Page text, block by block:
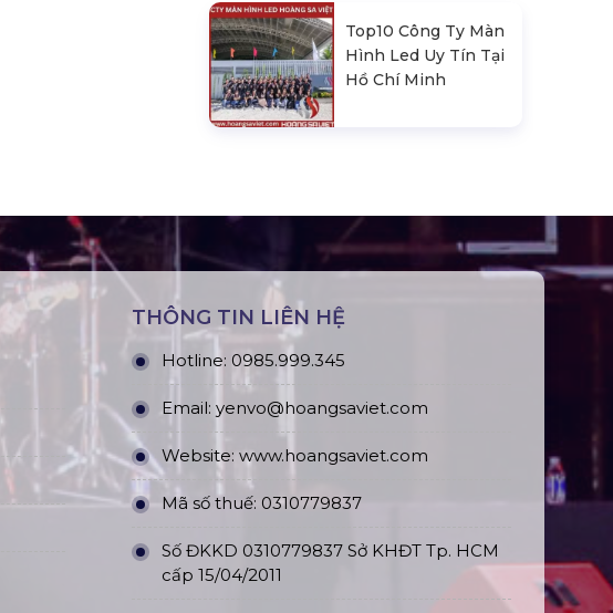
Top10 Công Ty Màn
Hình Led Uy Tín Tại
Hồ Chí Minh
THÔNG TIN LIÊN HỆ
Hotline: 0985.999.345
Email: yenvo@hoangsaviet.com
Website: www.hoangsaviet.com
Mã số thuế: 0310779837
Số ĐKKD 0310779837 Sở KHĐT Tp. HCM
cấp 15/04/2011